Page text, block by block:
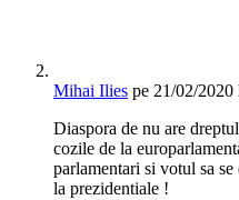
Mihai Ilies pe 21/02/2020
Diaspora de nu are
cozile de la
parlamentari si votul sa
la prezidentiale !